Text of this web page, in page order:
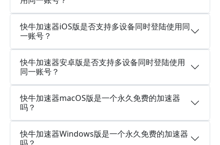
快牛加速器iOS版是否支持多设备同时登陆使用同
一账号？
快牛加速器安卓版是否支持多设备同时登陆使用
同一账号？
快牛加速器macOS版是一个永久免费的加速器
吗？
快牛加速器Windows版是一个永久免费的加速器